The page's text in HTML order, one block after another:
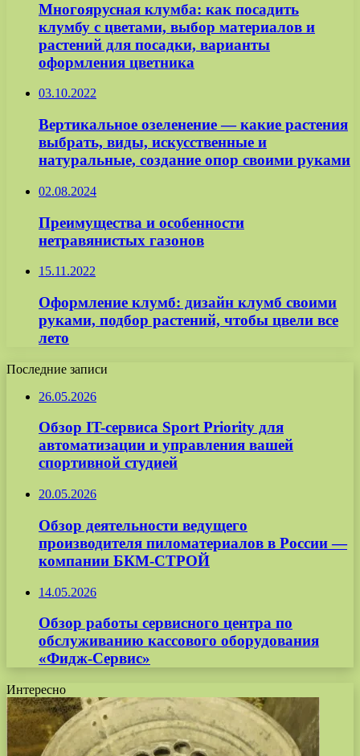
Многоярусная клумба: как посадить
клумбу с цветами, выбор материалов и
растений для посадки, варианты
оформления цветника
03.10.2022
Вертикальное озеленение — какие растения
выбрать, виды, искусственные и
натуральные, создание опор своими руками
02.08.2024
Преимущества и особенности
нетравянистых газонов
15.11.2022
Оформление клумб: дизайн клумб своими
руками, подбор растений, чтобы цвели все
лето
Последние записи
26.05.2026
Обзор IT-сервиса Sport Priority для
автоматизации и управления вашей
спортивной студией
20.05.2026
Обзор деятельности ведущего
производителя пиломатериалов в России —
компании БКМ-СТРОЙ
14.05.2026
Обзор работы сервисного центра по
обслуживанию кассового оборудования
«Фидж-Сервис»
Интересно